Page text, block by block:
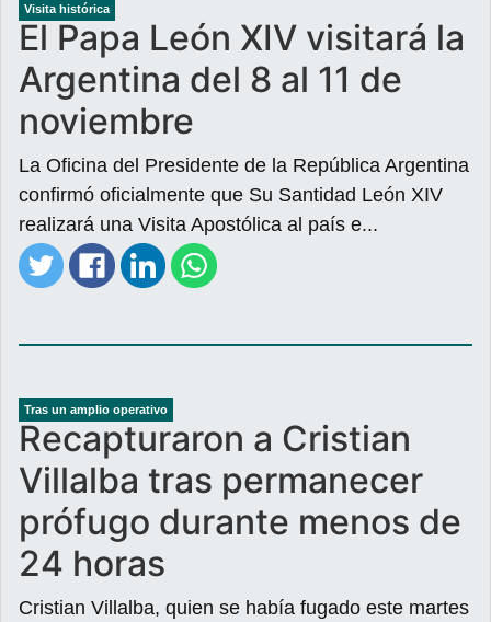
Visita histórica
El Papa León XIV visitará la
Argentina del 8 al 11 de
noviembre
La Oficina del Presidente de la República Argentina
confirmó oficialmente que Su Santidad León XIV
realizará una Visita Apostólica al país e...
Tras un amplio operativo
Recapturaron a Cristian
Villalba tras permanecer
prófugo durante menos de
24 horas
Cristian Villalba, quien se había fugado este martes